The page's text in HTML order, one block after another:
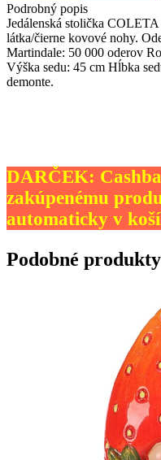
Podrobný popis
Jedálenská stolička
látka/čierne kovové nohy.
Martindale: 50 000 oderov
Výška sedu: 45 cm Hĺbka
demonte.
DARČEK:
zakúpenému
automaticky v
Podobné produkty